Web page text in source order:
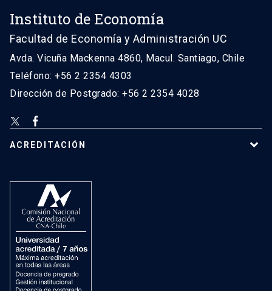
Instituto de Economía
Facultad de Economía y Administración UC
Avda. Vicuña Mackenna 4860, Macul. Santiago, Chile
Teléfono: +56 2 2354 4303
Dirección de Postgrado: +56 2 2354 4028
ACREDITACIÓN